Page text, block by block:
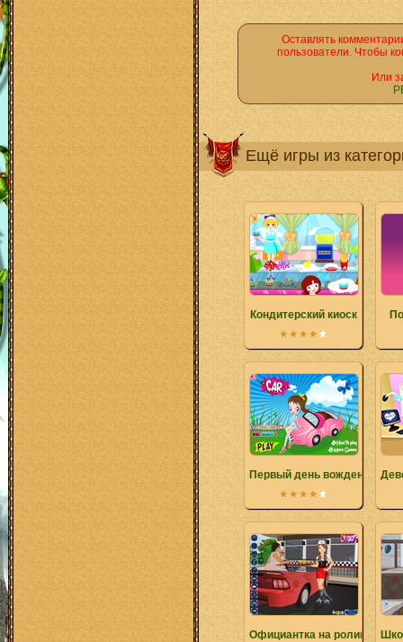
Оставлять
пользователи. Чтобы
Или
Ещё игры из
Кондитерский киоск
Первый день вождения
Официантка на роликах